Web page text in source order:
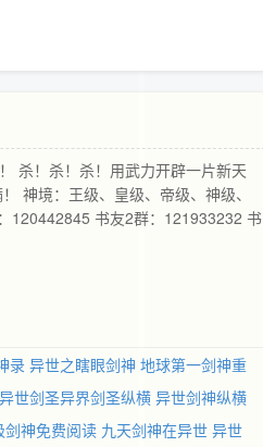
杀！杀！杀！用武力开辟一片新天
神境：王级、皇级、帝级、神级、
120442845 书友2群：121933232 书
录 异世之瞎眼剑神 地球第一剑神重
异世剑圣异界剑圣纵横 异世剑神纵横
剑神免费阅读 九天剑神在异世 异世